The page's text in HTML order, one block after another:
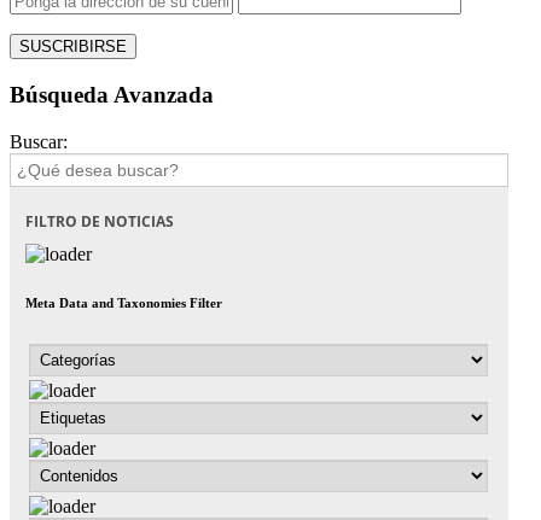
Búsqueda Avanzada
Buscar:
FILTRO DE NOTICIAS
Meta Data and Taxonomies Filter